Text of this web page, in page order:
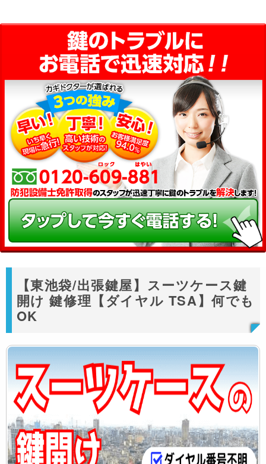
【東池袋/出張鍵屋】スーツケース鍵
開け 鍵修理【ダイヤル TSA】何でも
OK